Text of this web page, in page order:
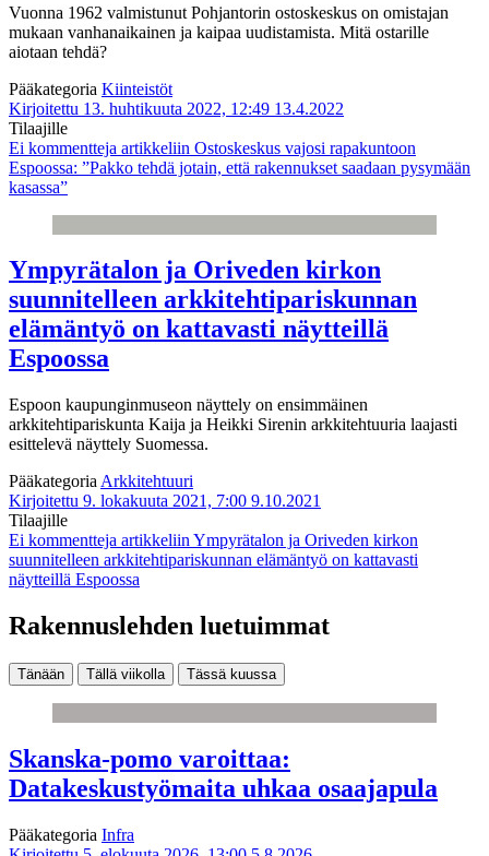
Vuonna 1962 valmistunut Pohjantorin ostoskeskus on omistajan
mukaan vanhanaikainen ja kaipaa uudistamista. Mitä ostarille
aiotaan tehdä?
Pääkategoria Kiinteistöt
Kirjoitettu 13. huhtikuuta 2022, 12:49 13.4.2022
Tilaajille
Ei kommentteja artikkeliin Ostoskeskus vajosi rapakuntoon
Espoossa: ”Pakko tehdä jotain, että rakennukset saadaan pysymään
kasassa”
Ympyrätalon ja Oriveden kirkon
suunnitelleen arkkitehtipariskunnan
elämäntyö on kattavasti näytteillä
Espoossa
Espoon kaupunginmuseon näyttely on ensimmäinen
arkkitehtipariskunta Kaija ja Heikki Sirenin arkkitehtuuria laajasti
esittelevä näyttely Suomessa.
Pääkategoria Arkkitehtuuri
Kirjoitettu 9. lokakuuta 2021, 7:00 9.10.2021
Tilaajille
Ei kommentteja artikkeliin Ympyrätalon ja Oriveden kirkon
suunnitelleen arkkitehtipariskunnan elämäntyö on kattavasti
näytteillä Espoossa
Rakennuslehden luetuimmat
Tänään Tällä viikolla Tässä kuussa
Skanska-pomo varoittaa:
Datakeskustyömaita uhkaa osaajapula
Pääkategoria Infra